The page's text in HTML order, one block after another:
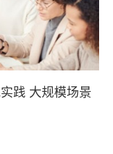
践 大规模场景